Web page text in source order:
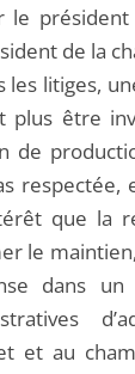
le
de la
les litiges,
plus être
de
que la
le
dans
et au